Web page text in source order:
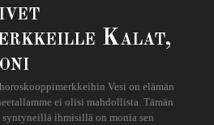
Kalat,
Vesi on elämän
ei olisi mahdollista. Tämän
ihmisillä on monia sen